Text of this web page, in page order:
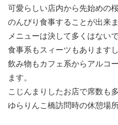
可愛らしい店内から先始めの
のんびり食事することが出来ま
メニューは決して多くはない
食事系もスィーツもありますし
飲み物もカフェ系からアルコ
ます。
こじんまりしたお店で席数も
ゆらりんこ橋訪問時の休憩場